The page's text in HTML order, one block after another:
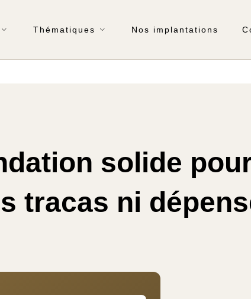
Thématiques Nos implantations
solide
tracas ni